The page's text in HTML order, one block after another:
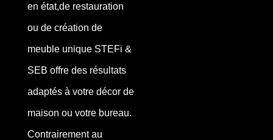
en état,de restauration
ou de création de
meuble unique STEFi &
SEB offre des résultats
adaptés à votre décor de
maison ou votre bureau.
Contrairement au